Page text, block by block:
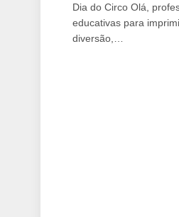
Dia do Circo Olá,
educativas para
diversão,…